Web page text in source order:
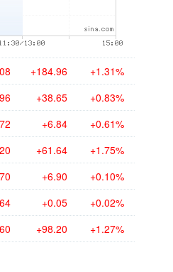
+184.96 +1.31%
+38.65 +0.83%
+6.84 +0.61%
+61.64 +1.75%
+6.90 +0.10%
+0.05 +0.02%
+98.20 +1.27%